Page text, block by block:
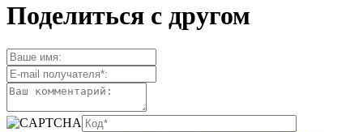
Поделиться с другом